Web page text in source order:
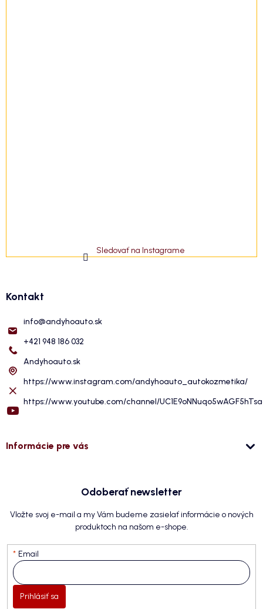
Sledovať na Instagrame
Kontakt
info@andyhoauto.sk
+421 948 186 032
Andyhoauto.sk
https://www.instagram.com/andyhoauto_autokozmetika/
https://www.youtube.com/channel/
Informácie pre vás
Odoberať newsletter
Vložte svoj e-mail a my Vám budeme zasielať informácie o nových
produktoch na našom e-shope.
Email
Prihlásiť sa